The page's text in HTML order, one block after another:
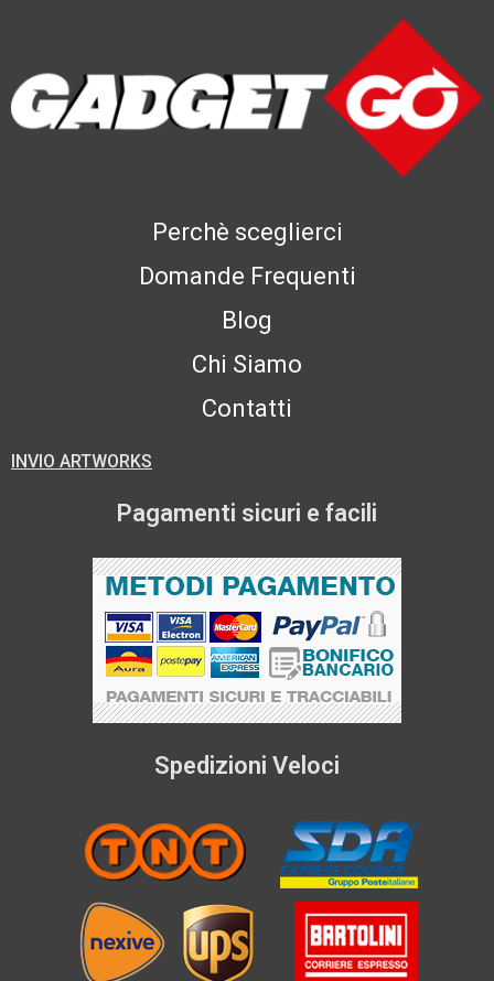
Perchè sceglierci
Domande Frequenti
Blog
Chi Siamo
Contatti
INVIO ARTWORKS
Pagamenti sicuri e facili
Spedizioni Veloci